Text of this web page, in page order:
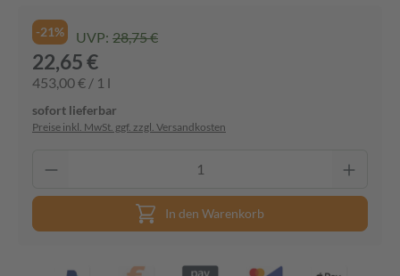
-21% UVP: 28,75 €
22,65 €
453,00 € / 1 l
sofort lieferbar
Preise inkl. MwSt. ggf. zzgl. Versandkosten
In den Warenkorb